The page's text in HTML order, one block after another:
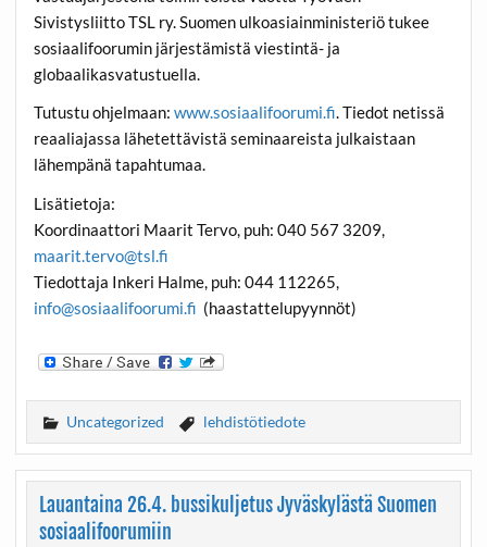
Sivistysliitto TSL ry. Suomen ulkoasiainministeriö tukee
sosiaalifoorumin järjestämistä viestintä- ja
globaalikasvatustuella.
Tutustu ohjelmaan:www.sosiaalifoorumi.fi. Tiedot netissä
reaaliajassa lähetettävistä seminaareista julkaistaan
lähempänä tapahtumaa.
Lisätietoja:
Koordinaattori Maarit Tervo, puh: 040 567 3209,
maarit.tervo@tsl.fi
Tiedottaja Inkeri Halme, puh: 044 112265,
info@sosiaalifoorumi.fi (haastattelupyynnöt)
Uncategorized lehdistötiedote
Lauantaina 26.4. bussikuljetus Jyväskylästä Suomen
sosiaalifoorumiin